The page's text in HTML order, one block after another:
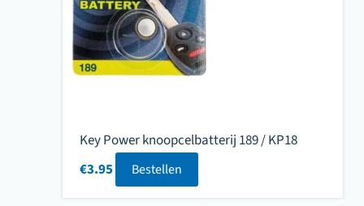
Key Power knoopcelbatterij 189 / KP18
€3.95 Bestellen